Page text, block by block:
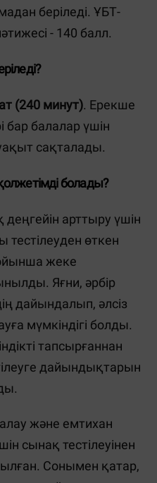
беріледі. ҰБТ-
- 140 балл.
(240 минут). Ерекше
бар балалар үшін
сақталады.
болады?
арттыру үшін
өткен
жеке
Яғни, әрбір
дайындалып, әлсіз
мүмкіндігі болды.
тапсырғаннан
дайындықтарын
және емтихан
сынақ тестілеуінен
Сонымен қатар,